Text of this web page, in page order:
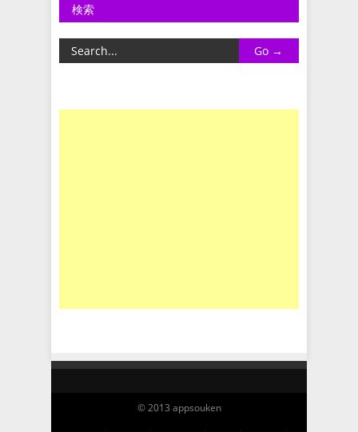
検索
© 2013 appsouken